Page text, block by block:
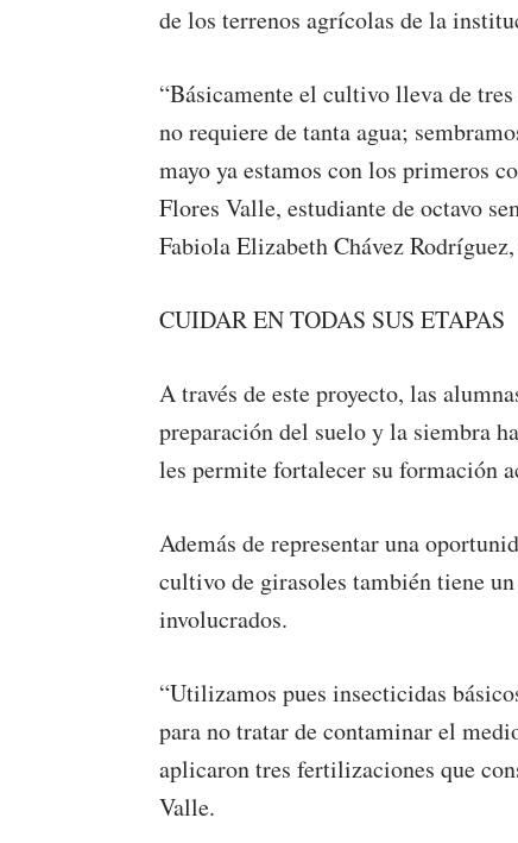
de los terrenos agrícolas de la
“Básicamente el cultivo lleva de
no requiere de tanta agua;
mayo ya estamos con los primeros
Flores Valle, estudiante de octavo
Fabiola Elizabeth Chávez
CUIDAR EN TODAS SUS ETAPAS
A través de este proyecto, las
preparación del suelo y la siembra
les permite fortalecer su formación
Además de representar una
cultivo de girasoles también tiene
involucrados.
“Utilizamos pues insecticidas
para no tratar de contaminar el
aplicaron tres fertilizaciones que
Valle.